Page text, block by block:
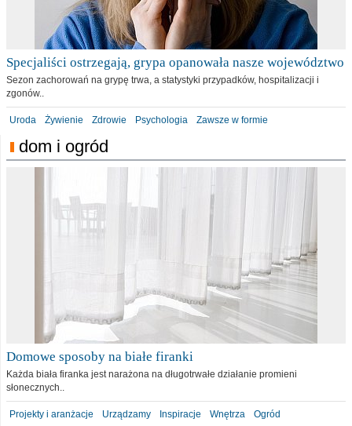
Specjaliści ostrzegają, grypa opanowała nasze województwo
Sezon zachorowań na grypę trwa, a statystyki przypadków, hospitalizacji i
zgonów..
Uroda Żywienie Zdrowie Psychologia Zawsze w formie
dom i ogród
Domowe sposoby na białe firanki
Każda biała firanka jest narażona na długotrwałe działanie promieni
słonecznych..
Projekty i aranżacje Urządzamy Inspiracje Wnętrza Ogród